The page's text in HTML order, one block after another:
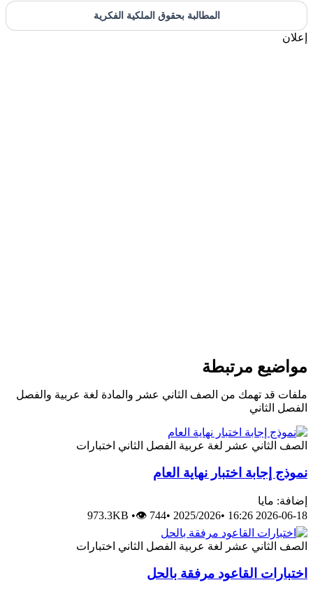
المطالبة بحقوق الملكية الفكرية
إعلان
مواضيع مرتبطة
ملفات قد تهمك من الصف الثاني عشر والمادة لغة عربية والفصل
الفصل الثاني
الصف الثاني عشر لغة عربية الفصل الثاني اختبارات
نموذج إجابة اختبار نهاية العام
إضافة: مايا
2026-06-18 16:26
•
2025/2026
•
973.3KB •👁 744
الصف الثاني عشر لغة عربية الفصل الثاني اختبارات
اختبارات القاعود مرفقة بالحل